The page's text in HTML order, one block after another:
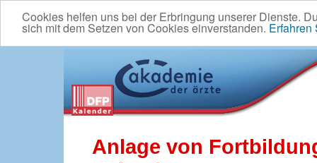
Cookies helfen uns bei der Erbringung unserer Dienste.
sich mit dem Setzen von Cookies einverstanden. Erfahren
Anlage von